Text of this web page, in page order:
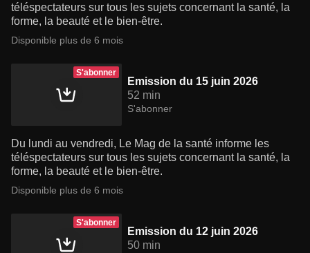
téléspectateurs sur tous les sujets concernant la santé, la
forme, la beauté et le bien-être.
Disponible plus de 6 mois
S'abonner
Emission du 15 juin 2026
52 min
S'abonner
Du lundi au vendredi, Le Mag de la santé informe les
téléspectateurs sur tous les sujets concernant la santé, la
forme, la beauté et le bien-être.
Disponible plus de 6 mois
S'abonner
Emission du 12 juin 2026
50 min